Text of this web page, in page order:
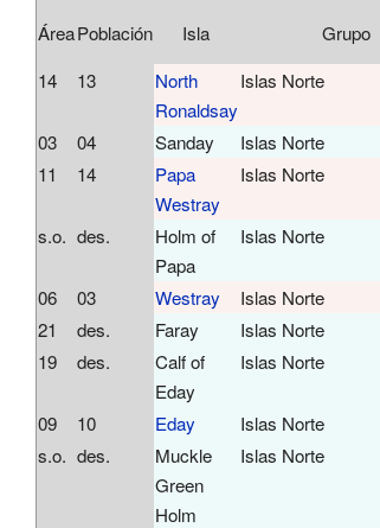
ÁreaPoblación Isla Grupo
14
13
North
Ronaldsay
Islas Norte
03 04 Sanday Islas Norte
11
14
Papa
Westray
Islas Norte
s.o. des.
Holm of
Papa
Islas Norte
06 03 Westray Islas Norte
21
des. Faray Islas Norte
19
des.
Calf of
Eday
Islas Norte
09 10 Eday Islas Norte
s.o. des.
Muckle
Green
Holm
Islas Norte